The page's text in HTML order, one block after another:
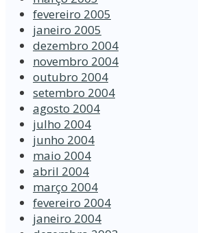
fevereiro 2005
janeiro 2005
dezembro 2004
novembro 2004
outubro 2004
setembro 2004
agosto 2004
julho 2004
junho 2004
maio 2004
abril 2004
março 2004
fevereiro 2004
janeiro 2004